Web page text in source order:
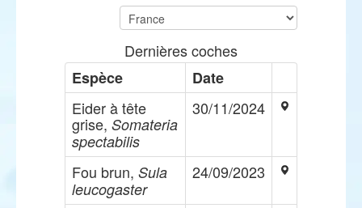
Dernières coches
Espèce
Date
Eider à tête
grise, Somateria
spectabilis
30/11/2024
Fou brun, Sula
leucogaster
24/09/2023